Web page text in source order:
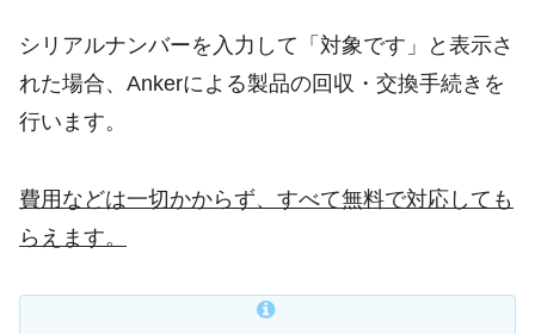
シリアルナンバーを入力して「対象です」と表示さ
れた場合、Ankerによる製品の回収・交換手続きを
行います。
費用などは一切かからず、すべて無料で対応しても
らえます。